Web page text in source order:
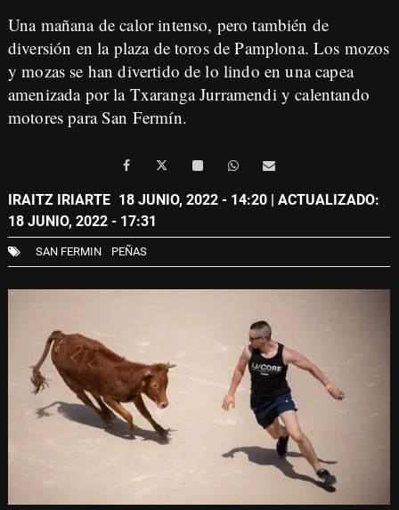
Una mañana de calor intenso, pero también de
diversión en la plaza de toros de Pamplona. Los mozos
y mozas se han divertido de lo lindo en una capea
amenizada por la Txaranga Jurramendi y calentando
motores para San Fermín.
IRAITZ IRIARTE 18 JUNIO, 2022 - 14:20 | ACTUALIZADO:
18 JUNIO, 2022 - 17:31
SAN FERMIN PEÑAS